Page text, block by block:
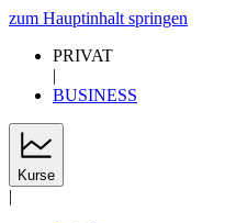
zum Hauptinhalt springen
PRIVAT
|
BUSINESS
Kurse
|